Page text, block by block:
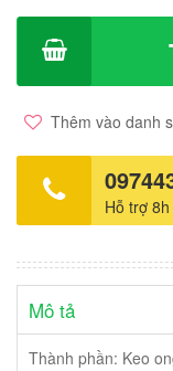
Thêm vào danh
Hỗ trợ
Mô tả
Thành phần: Keo